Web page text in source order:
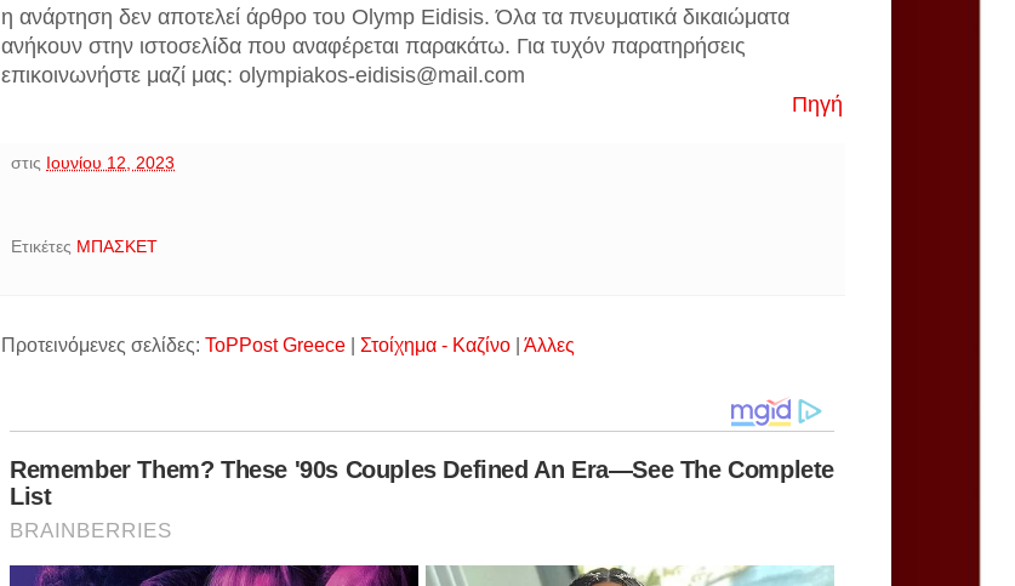
η ανάρτηση δεν αποτελεί άρθρο του Olymp Eidisis. Όλα τα πνευματικά δικαιώματα
ανήκουν στην ιστοσελίδα που αναφέρεται παρακάτω. Για τυχόν παρατηρήσεις
επικοινωνήστε μαζί μας: olympiakos-eidisis@mail.com
Πηγή
στις Ιουνίου 12, 2023
Ετικέτες ΜΠΑΣΚΕΤ
Προτεινόμενες σελίδες: ToPPost Greece Στοίχημα - Καζίνο Άλλες